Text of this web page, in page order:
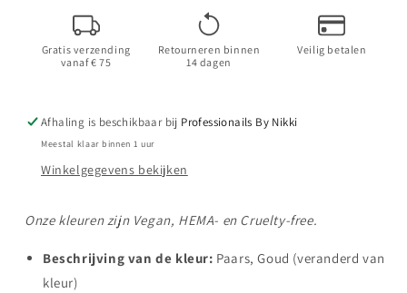
HEMA
Free
Free
Gratis verzending
vanaf € 75
Retourneren binnen
14 dagen
Veilig betalen
Afhaling is beschikbaar bij Professionails By Nikki
Meestal klaar binnen 1 uur
Winkelgegevens bekijken
Onze kleuren zijn Vegan, HEMA- en Cruelty-free.
Beschrijving van de kleur: Paars, Goud (veranderd van
kleur)